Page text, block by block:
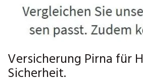
Versicherung Pirna für
Sicherheit.